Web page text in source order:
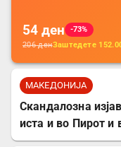
54 ден
-73%
206денЗаштедете
МАКЕДОНИЈА
Скандалозна
иста и во Пирот и